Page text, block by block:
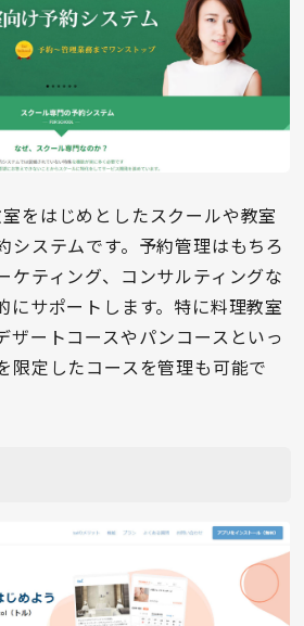
をはじめとしたスクールや教室
システムです。予約管理はもちろ
ケティング、コンサルティングな
にサポートします。特に料理教室
ザートコースやパンコースといっ
限定したコースを管理も可能で